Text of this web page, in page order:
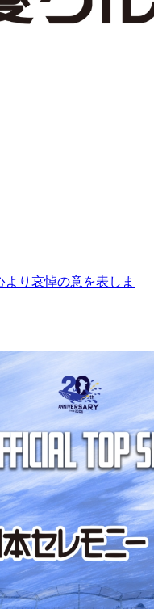
り哀悼の意を表しま